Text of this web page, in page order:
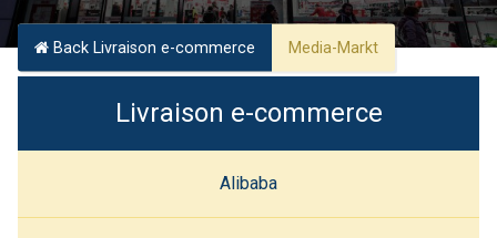
Back Livraison e-commerce Media-Markt
Livraison e-commerce
Alibaba